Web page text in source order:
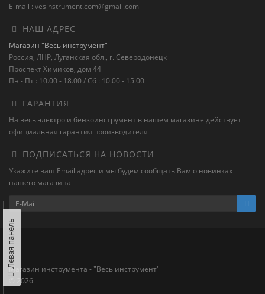
E-mail : vesinstrument.com@gmail.com
НАШ АДРЕС
Магазин "Весь инструмент"
Россия, ЛНР, Луганская обл., г. Северодонецк
Проспект Химиков, дом 44
Пн - Пт : 10.00 - 18.00 / Сб : 10.00 - 15.00
ГАРАНТИЯ
На весь электро и бензоинструмент в нашем магазине действует
официальная гарантия производителя
ПОДПИСАТЬСЯ НА НОВОСТИ
Укажите ваш Email адрес и мы будем сообщать Вам о новинках
нашего магазина
Магазин инструмента - "Весь инструмент"
© 2026
Левая панель